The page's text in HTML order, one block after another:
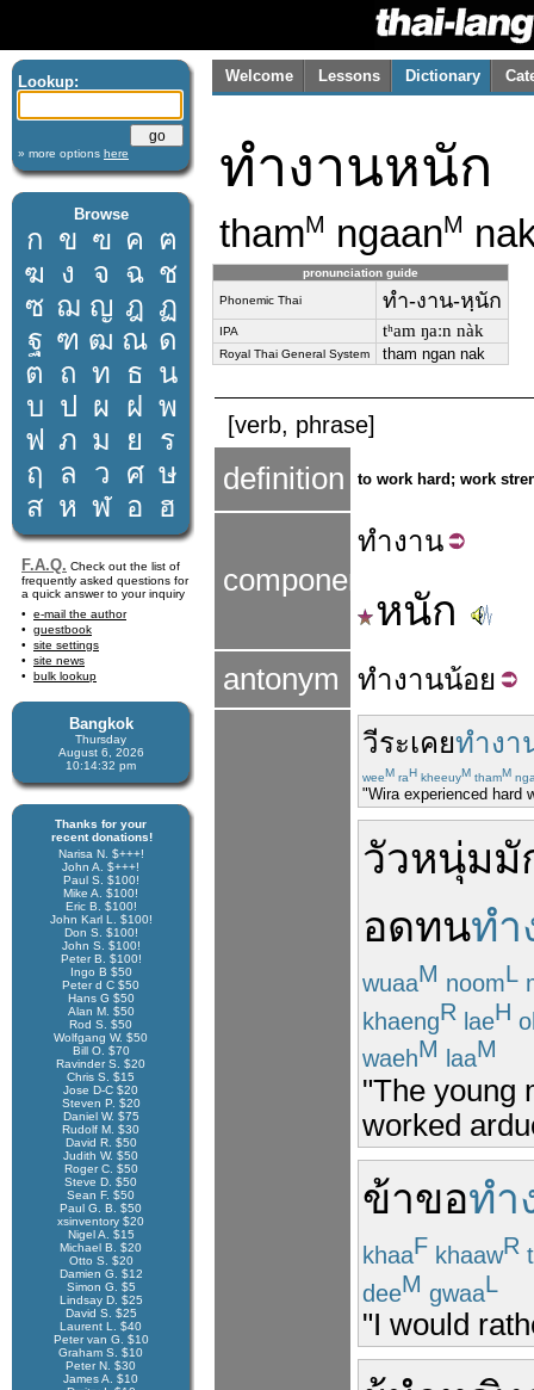
Lookup:
» more options here
Browse
ก ข ฃ ค ฅ
ฆ ง จ ฉ ช
ซ ฌ ญ ฎ ฏ
ฐ ฑ ฒ ณ ด
ต ถ ท ธ น
บ ป ผ ฝ พ
ฟ ภ ม ย
ร
ฤ
ล ว ศ ษ
ส ห ฬ อ ฮ
F.A.Q. Check out the list of
frequently asked questions for
a quick answer to your inquiry
e-mail the author
guestbook
site settings
site news
bulk lookup
Bangkok
Thursday
August 6, 2026
10:14:33 pm
Thanks for your
recent donations!
Narisa N. $+++!
John A. $+++!
Paul S. $100!
Mike A. $100!
Eric B. $100!
John Karl L. $100!
Don S. $100!
John S. $100!
Peter B. $100!
Ingo B $50
Peter d C $50
Hans G $50
Alan M. $50
Rod S. $50
Wolfgang W. $50
Bill O. $70
Ravinder S. $20
Chris S. $15
Jose D-C $20
Steven P. $20
Daniel W. $75
Rudolf M. $30
David R. $50
Judith W. $50
Roger C. $50
Steve D. $50
Sean F. $50
Paul G. B. $50
xsinventory $20
Nigel A. $15
Michael B. $20
Otto S. $20
Damien G. $12
Simon G. $5
Lindsay D. $25
David S. $25
Laurent L. $40
Peter van G. $10
Graham S. $10
Peter N. $30
James A. $10
Welcome Lessons Dictionary
ทำงานหนัก
thamM ngaanM
pronunciation guide
Phonemic Thai ทำ-งาน-หฺนัก
IPA tʰam ŋaːn nàk
Royal Thai General System tham ngan nak
[verb, phrase]
definition to work hard; work
components
ทำงาน
หนัก
antonym ทำงานน้อย
วีระเคยทำงา
weeM raH kheeuyM thamM
"Wira experienced hard
วัวหนุ่มมั
อดทนทำ
wuaaM noomL
khaengR laeH
waehM laaM
"The young
worked
ข้าขอทำ
khaaF khaawR
deeM gwaaL
"I would